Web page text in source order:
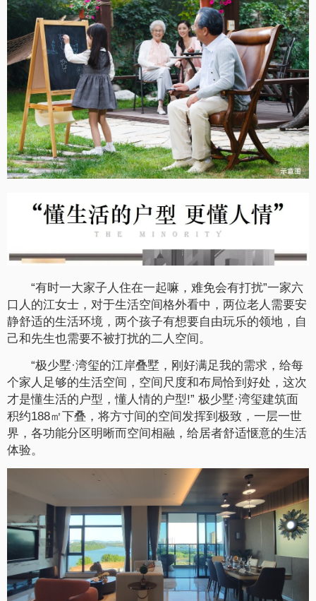
“有时一大家子人住在一起嘛，难免会有打扰”一家六
口人的江女士，对于生活空间格外看中，两位老人需要安
静舒适的生活环境，两个孩子有想要自由玩乐的领地，自
己和先生也需要不被打扰的二人空间。
“极少墅·湾玺的江岸叠墅，刚好满足我的需求，给每
个家人足够的生活空间，空间尺度和布局恰到好处，这次
才是懂生活的户型，懂人情的户型!” 极少墅·湾玺建筑面
积约188㎡下叠，将方寸间的空间发挥到极致，一层一世
界，各功能分区明晰而空间相融，给居者舒适惬意的生活
体验。